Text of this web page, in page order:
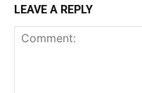
LEAVE A REPLY